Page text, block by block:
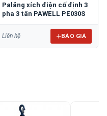
Palăng xích điện cố định 3
pha 3 tấn PAWELL PE030S
Liên hệ BÁO GIÁ